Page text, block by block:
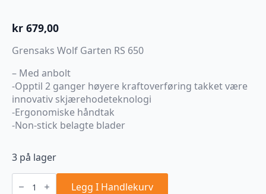
kr 679,00
Grensaks Wolf Garten RS 650
– Med anbolt
-Opptil 2 ganger høyere kraftoverføring takket være
innovativ skjærehodeteknologi
-Ergonomiske håndtak
-Non-stick belagte blader
3 på lager
GRENSAKS
POWER Legg I Handlekurv